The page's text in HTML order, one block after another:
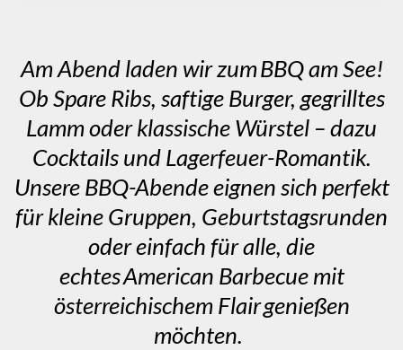
Am Abend laden wir zum BBQ am See!
Ob Spare Ribs, saftige Burger, gegrilltes
Lamm oder klassische Würstel – dazu
Cocktails und Lagerfeuer-Romantik.
Unsere BBQ-Abende eignen sich perfekt
für kleine Gruppen, Geburtstagsrunden
oder einfach für alle, die
echtes American Barbecue mit
österreichischem Flair genießen
möchten.